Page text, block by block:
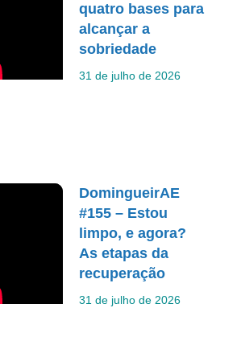
quatro bases para
alcançar a
sobriedade
31 de julho de 2026
DomingueirAE
#155 – Estou
limpo, e agora?
As etapas da
recuperação
31 de julho de 2026